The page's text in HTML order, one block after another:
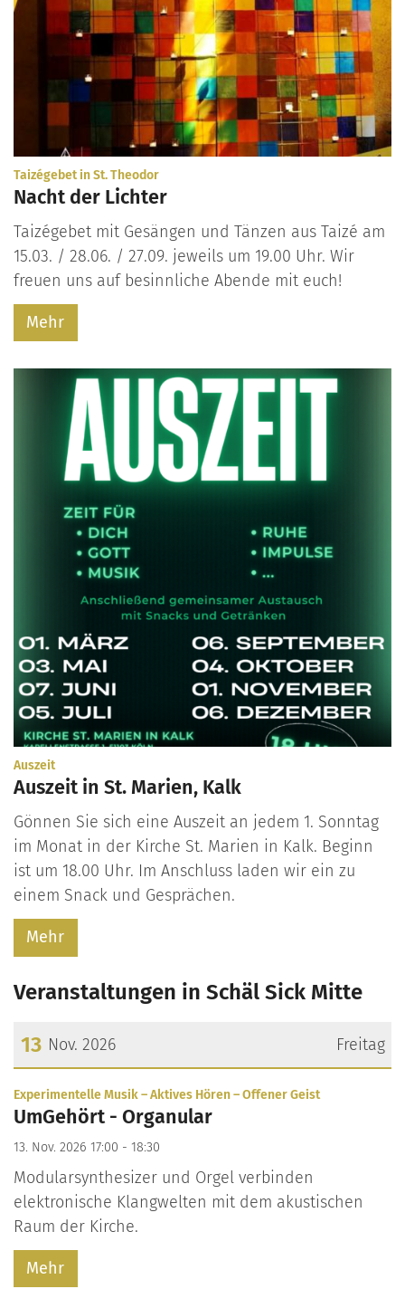
Taizégebet in St. Theodor:
Nacht der Lichter
Taizégebet mit Gesängen und Tänzen aus Taizé am
15.03. / 28.06. / 27.09. jeweils um 19.00 Uhr. Wir
freuen uns auf besinnliche Abende mit euch!
Mehr
Auszeit:
Auszeit in St. Marien, Kalk
Gönnen Sie sich eine Auszeit an jedem 1. Sonntag
im Monat in der Kirche St. Marien in Kalk. Beginn
ist um 18.00 Uhr. Im Anschluss laden wir ein zu
einem Snack und Gesprächen.
Mehr
Veranstaltungen in Schäl Sick Mitte
Freitag
13 Nov. 2026
Datum: 13. November 2026
Experimentelle Musik – Aktives Hören – Offener Geist:
UmGehört - Organular
13. Nov. 2026 17:00 - 18:30
Modularsynthesizer und Orgel verbinden
elektronische Klangwelten mit dem akustischen
Raum der Kirche.
Mehr